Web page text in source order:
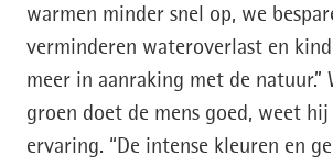
warmen minder snel op, we
verminderen wateroverlast en
meer in aanraking met de natuur.”
groen doet de mens goed, weet
ervaring. “De intense kleuren en